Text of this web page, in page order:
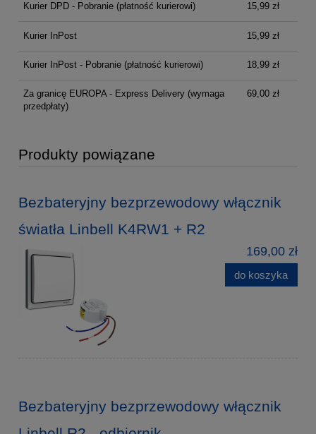
Kurier DPD - Pobranie (płatność kurierowi) 15,99 zł
Kurier InPost 15,99 zł
Kurier InPost - Pobranie (płatność kurierowi) 18,99 zł
Za granicę EUROPA - Express Delivery(wymaga
przedpłaty)
69,00 zł
Produkty powiązane
Bezbateryjny bezprzewodowy włącznik
światła Linbell K4RW1 + R2
169,00 zł
do koszyka
Bezbateryjny bezprzewodowy włącznik